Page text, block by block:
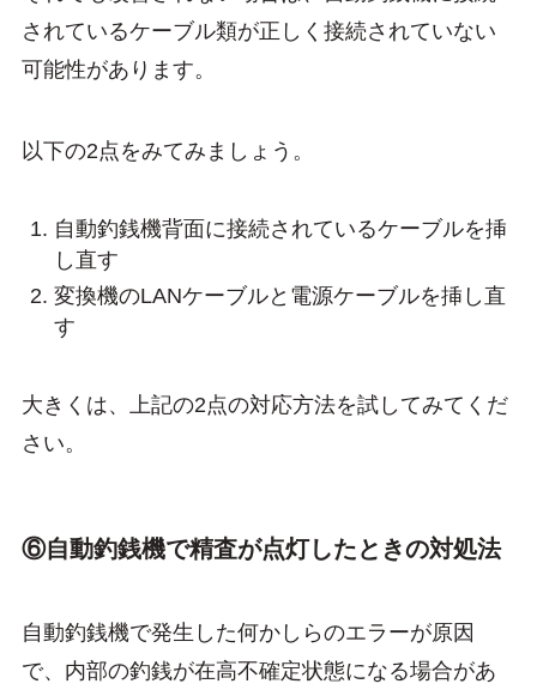
されているケーブル類が正しく接続されていない
可能性があります。
以下の2点をみてみましょう。
自動釣銭機背面に接続されているケーブルを挿
し直す
変換機のLANケーブルと電源ケーブルを挿し直
す
大きくは、上記の2点の対応方法を試してみてくだ
さい。
⑥自動釣銭機で精査が点灯したときの対処法
自動釣銭機で発生した何かしらのエラーが原因
で、内部の釣銭が在高不確定状態になる場合があ